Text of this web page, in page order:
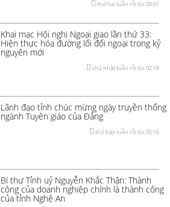
thứ hai tuần rồi lúc 08:51
Khai mạc Hội nghị Ngoại giao lần thứ 33:
Hiện thực hóa đường lối đối ngoại trong kỷ
nguyên mới
chủ nhật tuần rồi lúc 02:18
Lãnh đạo tỉnh chúc mừng ngày truyền thống
ngành Tuyên giáo của Đảng
thứ bảy tuần rồi lúc 05:16
Bí thư Tỉnh uỷ Nguyễn Khắc Thận: Thành
công của doanh nghiệp chính là thành công
của tỉnh Nghệ An